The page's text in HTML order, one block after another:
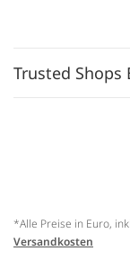
Trusted Shops
*Alle Preise in Euro,
Versandkosten